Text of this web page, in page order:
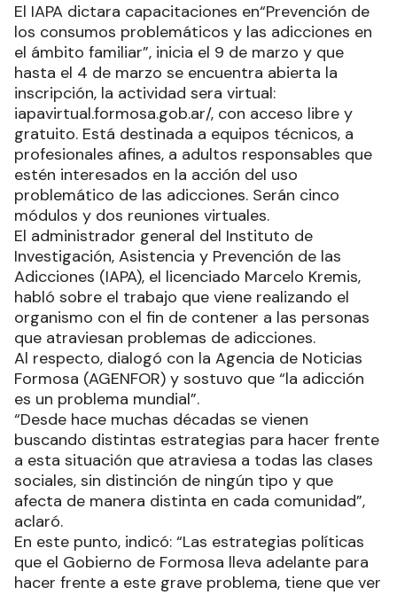
El IAPA dictara capacitaciones en“Prevención de
los consumos problemáticos y las adicciones en
el ámbito familiar”, inicia el 9 de marzo y que
hasta el 4 de marzo se encuentra abierta la
inscripción, la actividad sera virtual:
iapavirtual.formosa.gob.ar/, con acceso libre y
gratuito. Está destinada a equipos técnicos, a
profesionales afines, a adultos responsables que
estén interesados en la acción del uso
problemático de las adicciones. Serán cinco
módulos y dos reuniones virtuales.
El administrador general del Instituto de
Investigación, Asistencia y Prevención de las
Adicciones (IAPA), el licenciado Marcelo Kremis,
habló sobre el trabajo que viene realizando el
organismo con el fin de contener a las personas
que atraviesan problemas de adicciones.
Al respecto, dialogó con la Agencia de Noticias
Formosa (AGENFOR) y sostuvo que “la adicción
es un problema mundial”.
“Desde hace muchas décadas se vienen
buscando distintas estrategias para hacer frente
a esta situación que atraviesa a todas las clases
sociales, sin distinción de ningún tipo y que
afecta de manera distinta en cada comunidad”,
aclaró.
En este punto, indicó: “Las estrategias políticas
que el Gobierno de Formosa lleva adelante para
hacer frente a este grave problema, tiene que ver